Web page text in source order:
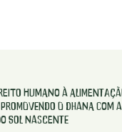
Humano à
o Dhana com
Sol Nascente